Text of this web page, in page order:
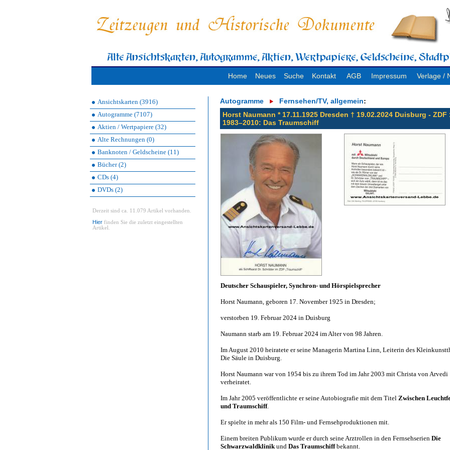
Home Neues Suche Kontakt AGB Impressum Verlage /
Ansichtskarten (3916)
Autogramme (7107)
Aktien / Wertpapiere (32)
Alte Rechnungen (0)
Banknoten / Geldscheine (11)
Bücher (2)
CDs (4)
DVDs (2)
Derzeit sind ca. 11.079 Artikel vorhanden.
Hier finden Sie die zuletzt eingestellten
Artikel.
Autogramme Fernsehen/TV, allgemein:
Horst Naumann * 17.11.1925 Dresden † 19.02.2024 Duisburg - ZDF
1983–2010: Das Traumschiff
Deutscher Schauspieler, Synchron- und Hörspielsprecher
Horst Naumann, geboren 17. November 1925 in Dresden;
verstorben 19. Februar 2024 in Duisburg
Naumann starb am 19. Februar 2024 im Alter von 98 Jahren.
Im August 2010 heiratete er seine Managerin Martina Linn, Leiterin des
Die Säule in Duisburg.
Horst Naumann war von 1954 bis zu ihrem Tod im Jahr 2003 mit Christa von Arvedi
verheiratet.
Im Jahr 2005 veröffentlichte er seine Autobiografie mit dem Titel Zwischen
und Traumschiff.
Er spielte in mehr als 150 Film- und Fernsehproduktionen mit.
Einem breiten Publikum wurde er durch seine Arztrollen in den Fernsehserien Die
Schwarzwaldklinikund Das Traumschiffbekannt.